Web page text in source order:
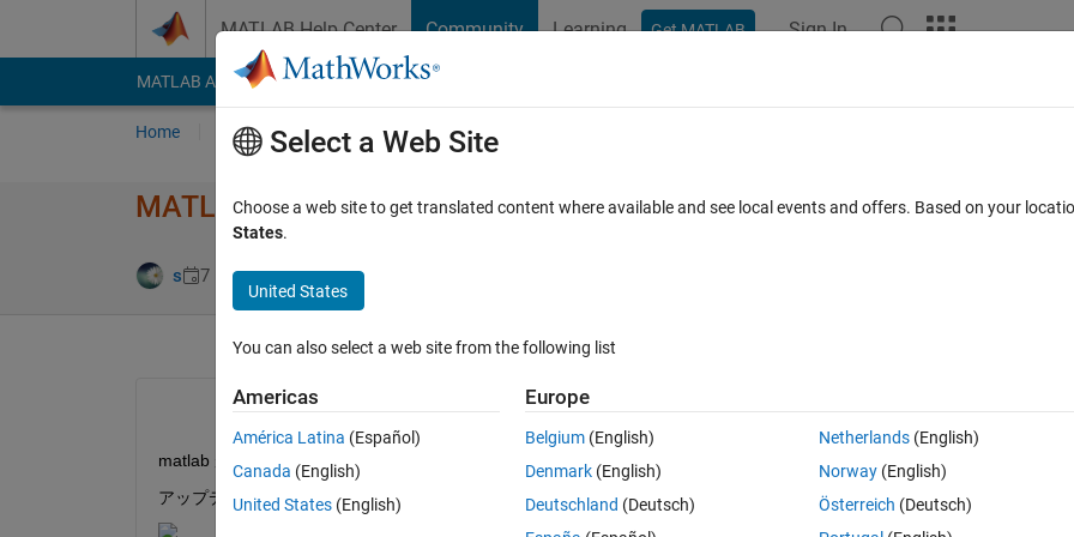
MATLAB Help Center Community Learning Get MATLAB Sign In
MATLAB Answers File Exchange Cody
Home Ask Answer Browse MATLAB FAQs
MATLAB が回らなくなった時の対処法
s 7 Feb 2022 0 Answers
0 votes
matlab が回らなくなりました。対処法を教えてください。
アップデートに失敗して、動かなくなりました。
Select a Web Site
Choose a web site to get translated content where available and see local events and offers. Based on your
States.
United States
You can also select a web site from the following list
Americas
América Latina (Español)
Canada (English)
United States (English)
Europe
Belgium (English)
Denmark (English)
Deutschland (Deutsch)
Netherlands(English)
Norway(English)
Österreich (Deutsch)